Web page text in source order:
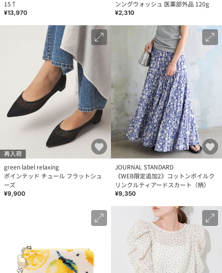
15↑
¥13,970
ンングウォッシュ 医薬部外品 120g
¥2,310
再入荷
green label relaxing
ポインテッド チュール フラットシュ
ーズ
¥9,900
JOURNAL STANDARD
《WEB限定追加2》コットンボイルク
リンクルティアードスカート（柄）
¥9,350